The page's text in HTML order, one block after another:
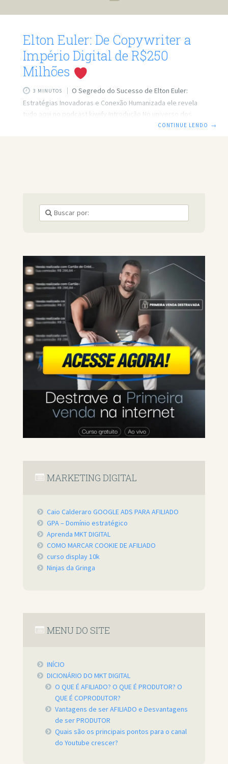
Elton Euler: De Copywriter a
Império Digital de R$250
Milhões
3 MINUTOS
O Segredo do Sucesso de Elton Euler:
Estratégias Inovadoras e Conexão Humanizada ele revela
tudo aqui no podcast kiwify Introdução No universo dos
negócios digitais, poucos conseguem alcançar a marca
COMPLETO: O
CONTINUE LENDO →
MARKETING DIGITAL
Caio Calderaro GOOGLE ADS PARA AFILIADO
GPA – Domínio estratégico
Aprenda MKT DIGITAL
COMO MARCAR COOKIE DE AFILIADO
curso display 10k
Ninjas da Gringa
MENU DO SITE
INÍCIO
DICIONÁRIO DO MKT DIGITAL
O QUE É AFILIADO? O QUE É PRODUTOR? O
QUE É COPRODUTOR?
Vantagens de ser AFILIADO e Desvantagens
de ser PRODUTOR
Quais são os principais pontos para o canal
do Youtube crescer?